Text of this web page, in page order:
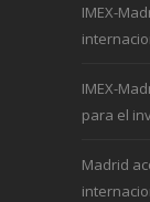
IMEX-
IMEX-
para el
Madrid